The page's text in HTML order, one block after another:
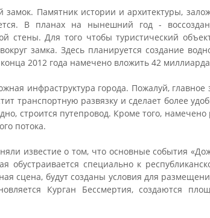
замок. Памятник истории и архитектуры,
В планах на нынешний год -
стены. Для того чтобы туристический
замка. Здесь планируется создание
2012 года намечено вложить 42
инфраструктура города. Пожалуй, главное
транспортную развязку и сделает более
строится путепровод. Кроме того,
потока.
известие о том, что основные события
обустраивается специально к
сцена, будут созданы условия для
Курган Бессмертия, создаются